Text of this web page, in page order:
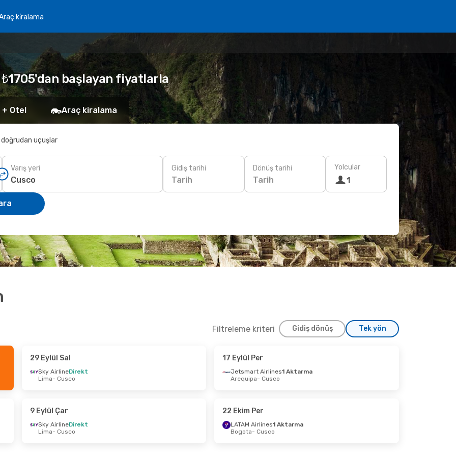
ki̇ralama
başlayan fiyatlarla
+ Otel Araç kiralama
doğrudan uçuşlar
Varış yeri Gidiş tarihi
Tarih
Dönüş tarihi
Tarih
Yolcular
1
Filtreleme kriteri Gidiş dönüş Tek yön
Direkt
- 17 Eylül Per - 9 Ekim Cum
29 Eylül Sal
Sky AirlineDirekt
Lima- Cusco
17 Eylül Per
Jetsmart Airlines1 Aktarma
Arequipa- Cusco
9 Eylül Çar
Sky AirlineDirekt
Lima- Cusco
22 Ekim Per
LATAM Airlines1 Aktarma
Bogota- Cusco